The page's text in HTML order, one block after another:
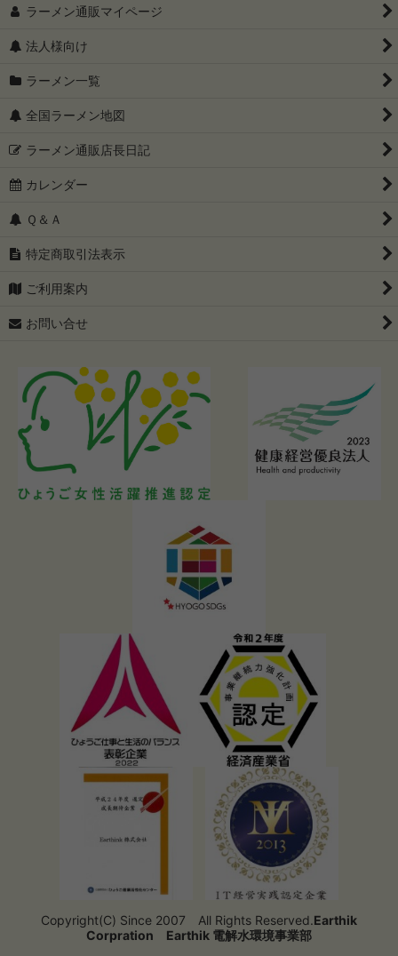
ラーメン通販マイページ
法人様向け
ラーメン一覧
全国ラーメン地図
ラーメン通販店長日記
カレンダー
Ｑ＆Ａ
特定商取引法表示
ご利用案内
お問い合せ
Copyright(C) Since 2007 All Rights Reserved.Earthik
Corpration
Earthik 電解水環境事業部